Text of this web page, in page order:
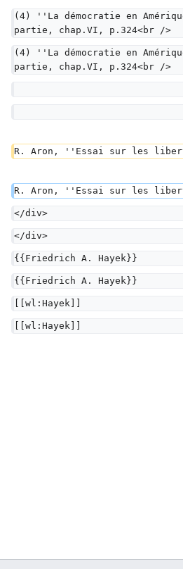
(4) ''La démocratie en
partie, chap.VI, p.324<br />
(4) ''La démocratie en
partie, chap.VI, p.324<br />
R. Aron, ''Essai sur les
R. Aron, ''Essai sur les
</div>
</div>
{{Friedrich A. Hayek}}
{{Friedrich A. Hayek}}
[[wl:Hayek]]
[[wl:Hayek]]